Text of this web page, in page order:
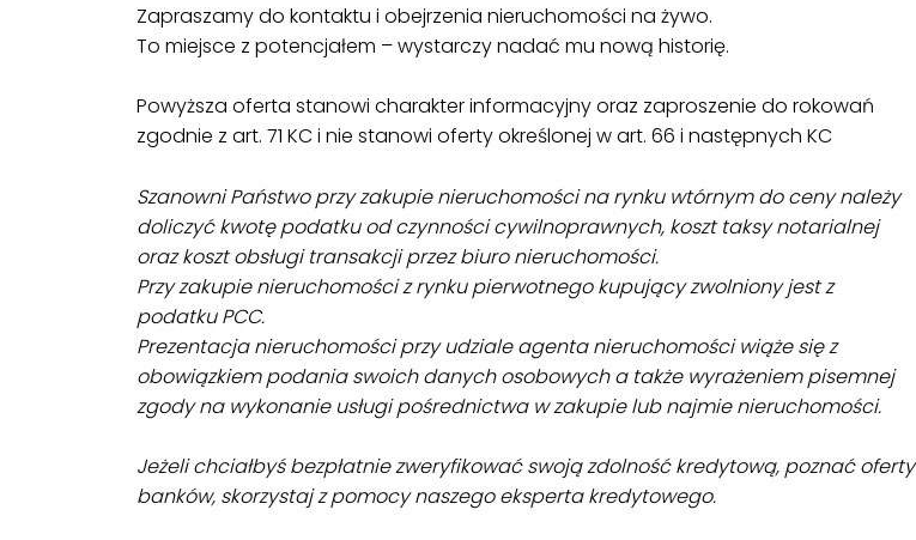
Zapraszamy do kontaktu i obejrzenia nieruchomości na żywo.
To miejsce z potencjałem – wystarczy nadać mu nową historię.
Powyższa oferta stanowi charakter informacyjny oraz zaproszenie do rokowań
zgodnie z art. 71 KC i nie stanowi oferty określonej w art. 66 i następnych KC
Szanowni Państwo przy zakupie nieruchomości na rynku wtórnym do ceny należy
doliczyć kwotę podatku od czynności cywilnoprawnych, koszt taksy notarialnej
oraz koszt obsługi transakcji przez biuro nieruchomości.
Przy zakupie nieruchomości z rynku pierwotnego kupujący zwolniony jest z
podatku PCC.
Prezentacja nieruchomości przy udziale agenta nieruchomości wiąże się z
obowiązkiem podania swoich danych osobowych a także wyrażeniem pisemnej
zgody na wykonanie usługi pośrednictwa w zakupie lub najmie nieruchomości.
Jeżeli chciałbyś bezpłatnie zweryfikować swoją zdolność kredytową, poznać oferty
banków, skorzystaj z pomocy naszego eksperta kredytowego.